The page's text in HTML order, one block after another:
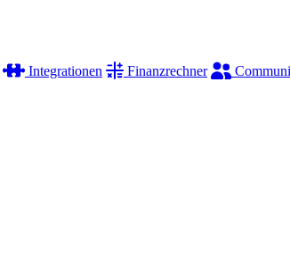
Integrationen Finanzrechner